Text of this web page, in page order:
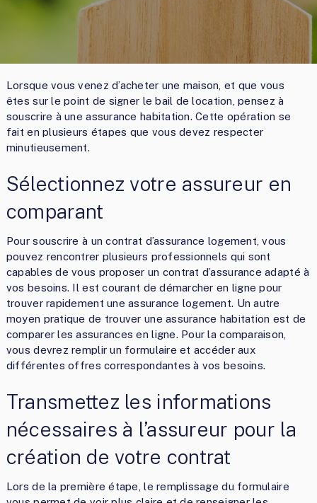
Lorsque vous venez d’acheter une maison, et que vous
êtes sur le point de signer le bail de location, pensez à
souscrire à une assurance habitation. Cette opération se
fait en plusieurs étapes que vous devez respecter
minutieusement.
Sélectionnez votre assureur en
comparant
Pour souscrire à un contrat d’assurance logement, vous
pouvez rencontrer plusieurs professionnels qui sont
capables de vous proposer un contrat d’assurance adapté à
vos besoins. Il est courant de démarcher en ligne pour
trouver rapidement une assurance logement. Un autre
moyen pratique de trouver une assurance habitation est de
comparer les assurances en ligne. Pour la comparaison,
vous devrez remplir un formulaire et accéder aux
différentes offres correspondantes à vos besoins.
Transmettez les informations
nécessaires à l’assureur pour la
création de votre contrat
Lors de la première étape, le remplissage du formulaire